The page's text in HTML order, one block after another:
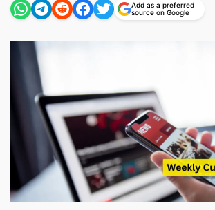
Add as a preferred
source on Google